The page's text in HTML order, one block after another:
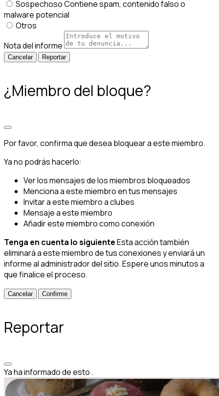
SospechosoContiene spam, contenido falso o
malware potencial
Otros
Nota del informe
Reportar
¿Miembro del bloque?
Por favor, confirma que desea bloquear a este miembro.
Ya no podrás hacerlo:
Ver los mensajes de los miembros bloqueados
Menciona a este miembro en tus mensajes
Invitar a este miembro a clubes
Mensaje a este miembro
Añadir este miembro como conexión
Tenga en cuenta lo siguienteEsta acción también
eliminará a este miembro de tus conexiones y enviará un
informe al administrador del sitio. Espere unos minutos a
que finalice el proceso.
Confirme
Reportar
Ya ha informado de esto .